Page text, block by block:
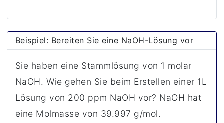
Beispiel: Bereiten Sie eine NaOH-Lösung vor
Sie haben eine Stammlösung von 1 molar
NaOH. Wie gehen Sie beim Erstellen einer 1L
Lösung von 200 ppm NaOH vor? NaOH hat
eine Molmasse von 39.997 g/mol.